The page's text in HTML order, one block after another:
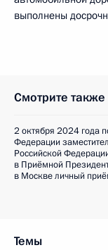
выполнены
Смотрите также
2 октября 2024 года
Федерации
Российской
в Приёмной
в Москве личный
Темы